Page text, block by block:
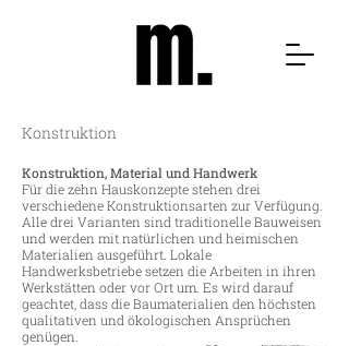
Konstruktion
Konstruktion, Material und Handwerk
Für die zehn Hauskonzepte stehen drei
verschiedene Konstruktionsarten zur Verfügung.
Alle drei Varianten sind traditionelle Bauweisen
und werden mit natürlichen und heimischen
Materialien ausgeführt. Lokale
Handwerksbetriebe setzen die Arbeiten in ihren
Werkstätten oder vor Ort um. Es wird darauf
geachtet, dass die Baumaterialien den höchsten
qualitativen und ökologischen Ansprüchen
genügen.